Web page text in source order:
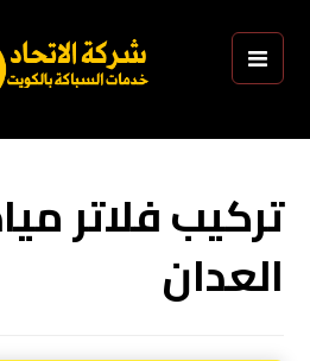
تركيب فلاتر
العدان